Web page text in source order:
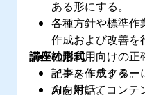
ある形にする。
各種方針や標準
作成および改善を
社内利用向けの正
記事を作成する。
AIを用いてコンテ
講座の形式
インストラクタ
方向対話。